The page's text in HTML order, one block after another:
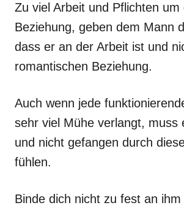
Zu viel Arbeit und Pflichten um
Beziehung, geben dem Mann
dass er an der Arbeit ist und
romantischen Beziehung.
Auch wenn jede
sehr viel Mühe verlangt, muss
und nicht gefangen durch
fühlen.
Binde dich nicht zu fest an